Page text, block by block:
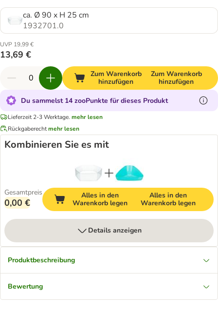
ca. Ø 90 x H 25 cm
1932701.0
UVP 19,99 €
13,69 €
Zum Warenkorb
hinzufügen
Zum Warenkorb
hinzufügen
Du sammelst 14 zooPunkte für dieses Produkt
Lieferzeit 2-3 Werktage. mehr lesen
Rückgaberechtmehr lesen
Kombinieren Sie es mit
Gesamtpreis
0,00 €
Alles in den
Warenkorb legen
Alles in den
Warenkorb legen
Details anzeigen
Produktbeschreibung
Bewertung